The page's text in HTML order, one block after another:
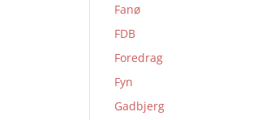
Fanø
FDB
Foredrag
Fyn
Gadbjerg